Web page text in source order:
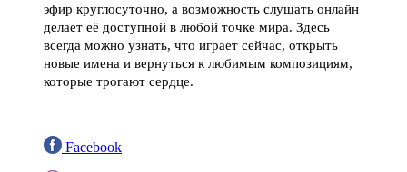
эфир круглосуточно, а возможность слушать онлайн
делает её доступной в любой точке мира. Здесь
всегда можно узнать, что играет сейчас, открыть
новые имена и вернуться к любимым композициям,
которые трогают сердце.
Facebook